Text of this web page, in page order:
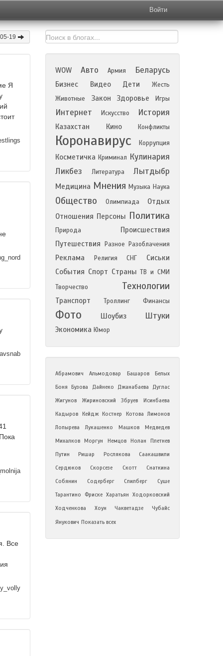
Войти
19
Я
Все
WOW Авто Армия Беларусь
Бизнес Видео Дети
Жесть
Животные
Закон Здоровье Игры
Интернет Искусство История
Казахстан Кино Конфликты
Коронавирус Коррупция
Косметичка Криминал Кулинария
Ликбез
Литература Лытдыбр
Медицина Мнения Музыка Наука
Общество Олимпиада
Отдых
Отношения Персоны Политика
Природа
Происшествия
Путешествия
Разное Разоблачения
Реклама Религия СНГ
Сиськи
События Спорт Страны ТВ и СМИ
Творчество
Технологии
Транспорт Троллинг Финансы
Фото Шоубиз Штуки
Экономика Юмор
Абрамович Альмодовар Башаров
Белых
Боня
Бузова Дайнеко Джанабаева
Дуглас
Жигунов
Жириновский Збруев
Исинбаева
Кадыров
Кейдж Костнер Котова Лимонов
Лопырева
Лукашенко Машков
Медведев
Михалков
Моргун Немцов Нолан
Плетнев
Путин
Ришар Рослякова
Саакашвили
Сердюков
Скорсезе Скотт
Снаткина
Собянин
Содерберг Спилберг
Суше
Тарантино
Фриске Харатьян Ходорковский
Ходченкова
Хоун Чакветадзе
Чубайс
Янукович Показать всех